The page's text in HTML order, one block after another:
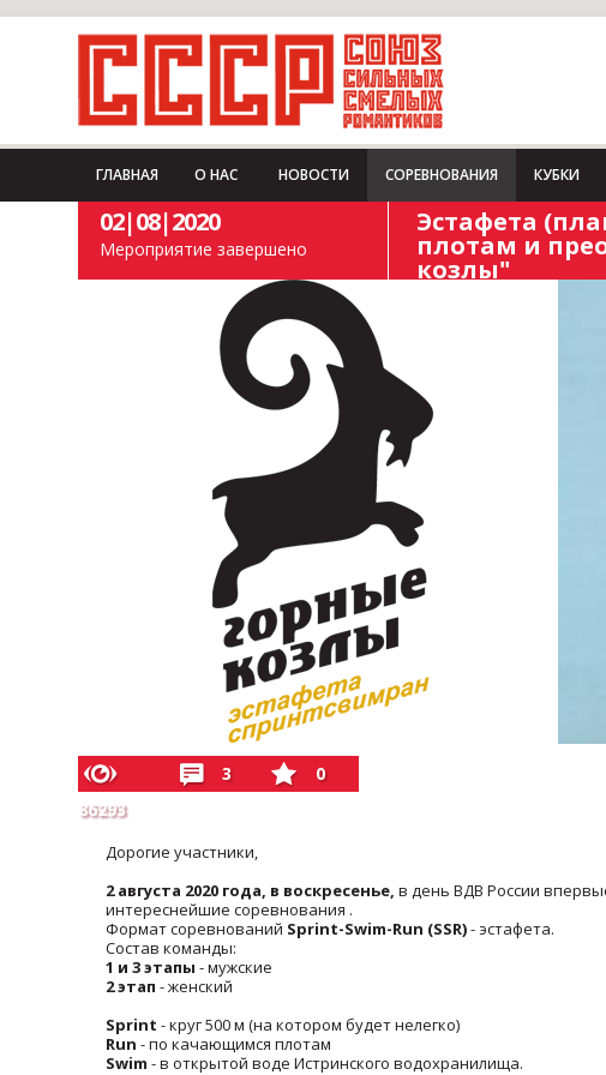
ГЛАВНАЯ О НАС НОВОСТИ СОРЕВНОВАНИЯ КУБКИ
02|08|2020
Мероприятие завершено
Эстафета
плотам и
козлы"
86293
3 0
Дорогие участники,
2 августа 2020 года, в воскресенье, в день ВДВ России
интереснейшие соревнования .
Формат соревнований Sprint-Swim-Run (SSR)- эстафета.
Состав команды:
1 и 3 этапы - мужские
2 этап - женский
Sprint - круг 500 м (на котором будет нелегко)
Run - по качающимся плотам
Swim - в открытой воде Истринского водохранилища.